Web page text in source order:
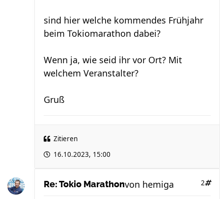
sind hier welche kommendes Frühjahr
beim Tokiomarathon dabei?
Wenn ja, wie seid ihr vor Ort? Mit
welchem Veranstalter?
Gruß
Zitieren
16.10.2023, 15:00
Re: Tokio Marathon 2
von hemiga